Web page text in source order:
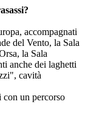
accompagnati
del Vento, la Sala
la Sala
anche dei laghetti
cavità
un percorso